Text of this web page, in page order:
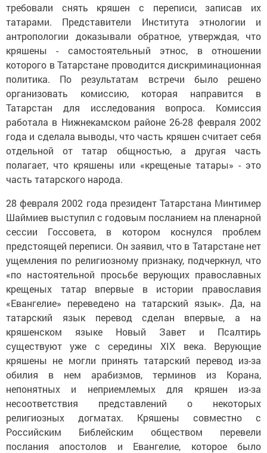
требовали снять кряшен с переписи, записав их
татарами. Представители Института этнологии и
антропологии доказывали обратное, утверждая, что
кряшены - самостоятельный этнос, в отношении
которого в Татарстане проводится дискриминационная
политика. По результатам встречи было решено
организовать комиссию, которая направится в
Татарстан для исследования вопроса. Комиссия
работала в Нижнекамском районе 26-28 февраля 2002
года и сделала выводы, что часть кряшен считает себя
отдельной от татар общностью, а другая часть
полагает, что кряшены или «крещеные татары» - это
часть татарского народа.
28 февраля 2002 года президент Татарстана Минтимер
Шаймиев выступил с годовым посланием на пленарной
сессии Госсовета, в котором коснулся проблем
предстоящей переписи. Он заявил, что в Татарстане нет
ущемления по религиозному признаку, подчеркнул, что
«по настоятельной просьбе верующих православных
крещеных татар впервые в истории православия
«Евангелие» переведено на татарский язык». Да, на
татарский язык перевод сделан впервые, а на
кряшенском языке Новый Завет и Псалтирь
существуют уже с середины XIX века. Верующие
кряшены не могли принять татарский перевод из-за
обилия в нем арабизмов, терминов из Корана,
непонятных и неприемлемых для кряшен из-за
несоответствия представлений о некоторых
религиозных догматах. Кряшены совместно с
Российским Библейским обществом перевели
послания апостолов и Евангелие, которое было